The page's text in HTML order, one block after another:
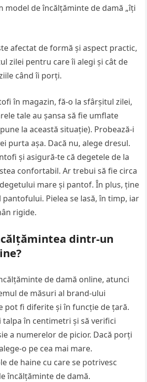
model de încălţăminte de damă „îţi
afectat de formă şi aspect practic,
zilei pentru care îi alegi şi cât de
când îi porţi.
în magazin, fă-o la sfârşitul zilei,
tale au şansa să fie umflate
la această situaţie). Probează-i
purta aşa. Dacă nu, alege dresul.
şi asigură-te că degetele de la
confortabil. Ar trebui să fie circa
mare şi pantof. În plus, ţine
Pielea se lasă, în timp, iar
rigide.
dintr-un
de damă online, atunci
de măsuri al brand-ului
pot fi diferite şi în funcţie de ţară.
talpa în centimetri şi să verifici
a numerelor de picior. Dacă porţi
o pe cea mai mare.
de haine cu care se potrivesc
încălţăminte de damă.